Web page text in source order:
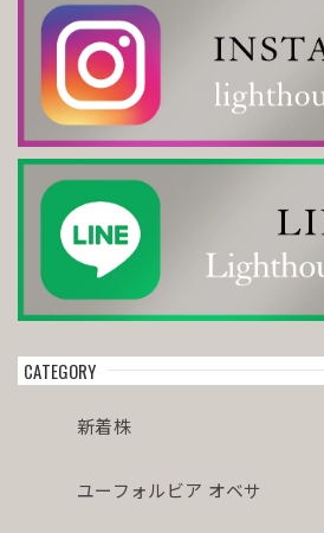
CATEGORY
新着株
ユーフォルビア オベサ